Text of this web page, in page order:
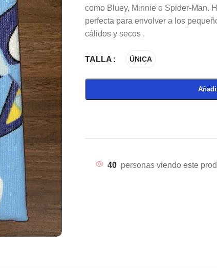
como Bluey, Minnie o Spider-Man.
perfecta para envolver a los
cálidos y secos .
TALLA ÚNICA
40 personas viendo este